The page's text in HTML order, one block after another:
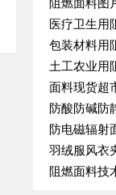
阻燃面料图
医疗卫生用
包装材料用
土工农业用
面料现货超
防酸防碱防
防电磁辐射
羽绒服风衣
阻燃面料技